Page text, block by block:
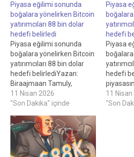
Piyasa eğilimi sonunda
boğalara yönelirken Bitcoin
yatırımcıları 88 bin dolar
hedefi belirledi
Piyasa eğilimi sonunda
boğalara yönelirken Bitcoin
yatırımcıları 88 bin dolar
hedefi belirlediYazan:
Biraajmaan Tamuly,
Personel Yazarı,
İncelemeyi yapan: Ray
EditörüBitcoin yatırımcıları,
piyasa eğiliminin sonunda
boğalara doğru yönelmesi
nedeniyle 88 bin dolar
11 Nisan 2026
"Son Dakika" içinde
Piyasa
hedefi
Piyasa
hedefi
11
"Son